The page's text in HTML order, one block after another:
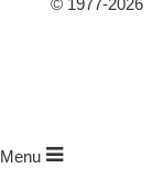
Menu